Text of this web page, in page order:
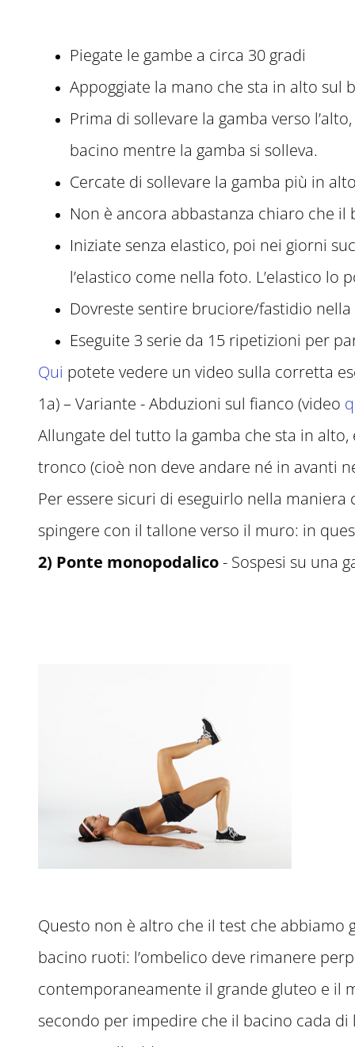
Piegate le gambe a circa 30 gradi
Appoggiate la mano che sta in alto sul
Prima di sollevare la gamba verso
bacino mentre la gamba si solleva.
Cercate di sollevare la gamba più in
Non è ancora abbastanza chiaro che
Iniziate senza elastico, poi nei giorni
l’elastico come nella foto. L’elastico lo
Dovreste sentire bruciore/fastidio nella
Eseguite 3 serie da 15 ripetizioni per
Qui potete vedere un video sulla corretta
1a) – Variante - Abduzioni sul fianco (video
Allungate del tutto la gamba che sta in
tronco (cioè non deve andare né in avanti
Per essere sicuri di eseguirlo nella
spingere con il tallone verso il muro: in
2) Ponte monopodalico- Sospesi su una
Questo non è altro che il test che abbiamo
bacino ruoti: l’ombelico deve rimanere
contemporaneamente il grande gluteo e il
secondo per impedire che il bacino cada